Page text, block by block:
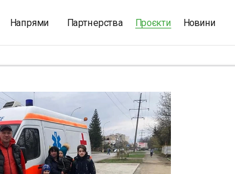
Напрями Партнерства Проєкти Новини